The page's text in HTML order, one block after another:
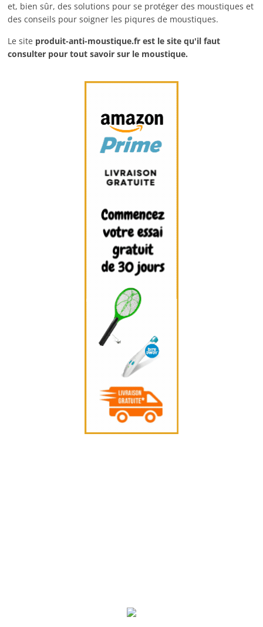
et, bien sûr, des solutions pour se protéger des moustiques et
des conseils pour soigner les piqures de moustiques.
Le site produit-anti-moustique.fr est le site qu'il faut
consulter pour tout savoir sur le moustique.